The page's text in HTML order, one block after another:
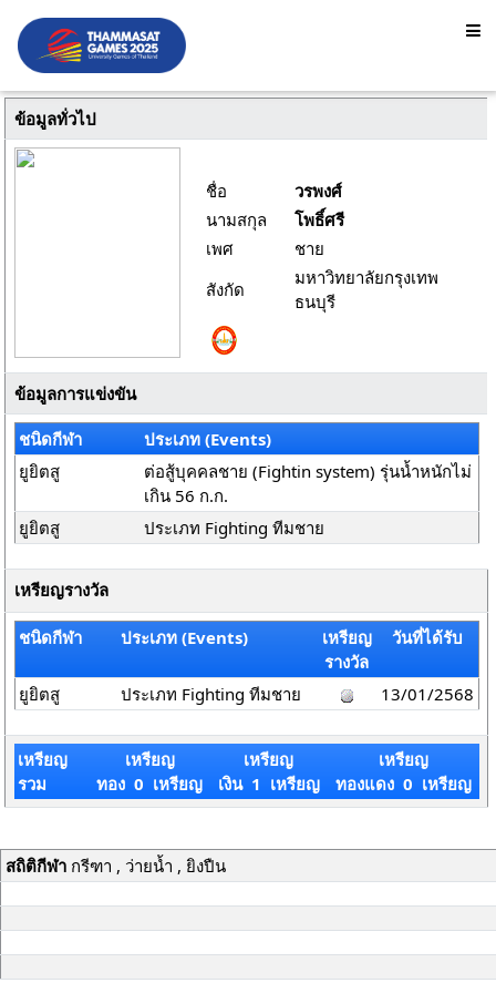
ข้อมูลทั่วไป
ชื่อ
วรพงศ์
นามสกุล
โพธิ์ศรี
เพศ
ชาย
สังกัด
มหาวิทยาลัยกรุงเทพ
ธนบุรี
ข้อมูลการแข่งขัน
ชนิดกีฬา
ประเภท (Events)
ยูยิตสู
ต่อสู้บุคคลชาย (Fightin system) รุ่นน้ำหนักไม่
เกิน 56 ก.ก.
ยูยิตสู
ประเภท Fighting ทีมชาย
เหรียญรางวัล
ชนิดกีฬา ประเภท (Events)
เหรียญ
รางวัล
วันที่ได้รับ
ยูยิตสู ประเภท Fighting ทีมชาย 13/01/2568
เหรียญ
รวม
เหรียญ
ทอง 0 เหรียญ
เหรียญ
เงิน 1 เหรียญ
เหรียญ
ทองแดง 0 เหรียญ
สถิติกีฬากรีฑา , ว่ายน้ำ , ยิงปืน